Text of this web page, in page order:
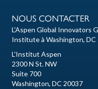
NOUS CONTACTER
L'Aspen Global Innovators
Institute à Washington, DC
L'Institut Aspen
2300 N St. NW
Suite 700
Washington, DC 20037